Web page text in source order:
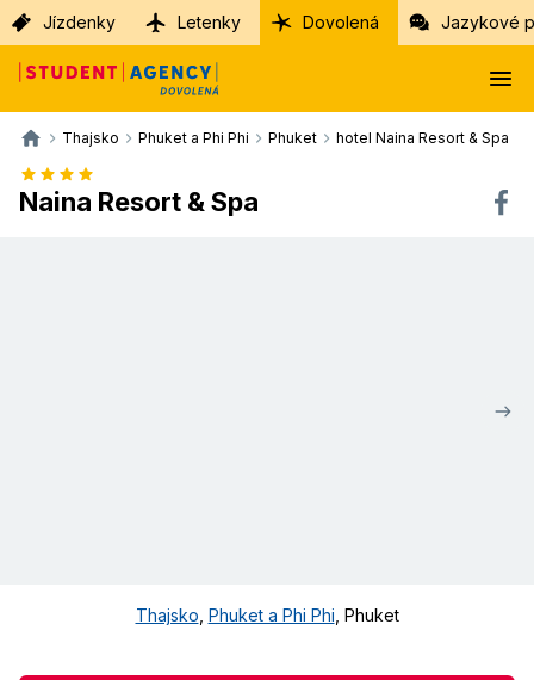
Jízdenky Letenky Dovolená Jazykové
Thajsko Phuket a Phi Phi Phuket hotel Naina Resort & Spa
Naina Resort & Spa
Thajsko Phuket a Phi Phi Phuket